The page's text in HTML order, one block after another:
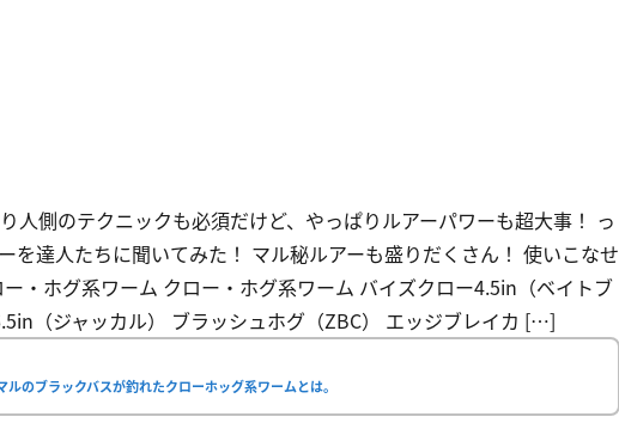
人側のテクニックも必須だけど、やっぱりルアーパワーも超大事！ っ
を達人たちに聞いてみた！ マル秘ルアーも盛りだくさん！ 使いこなせ
・ホグ系ワーム クロー・ホグ系ワーム バイズクロー4.5in（ベイトブ
（ジャッカル） ブラッシュホグ（ZBC） エッジブレイカ […]
のブラックバスが釣れたクローホッグ系ワームとは。